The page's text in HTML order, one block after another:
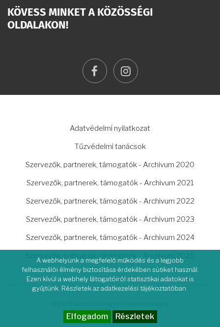
KÖVESS MINKET A KÖZÖSSÉGI
OLDALAKON!
facebookinstagram
Adatvédelmi nyilatkozat
Tűzvédelmi tanácsok
Szervezők, partnerek, támogatók - Archivum 2020
Szervezők, partnerek, támogatók - Archivum 2021
Szervezők, partnerek, támogatók - Archivum 2022
Szervezők, partnerek, támogatók - Archivum 2023
Szervezők, partnerek, támogatók - Archivum 2024
Szervezők, partnerek, támogatók - Archivum 2025
A webhelyünk a megfelelő működés és a legjobb
felhasználói élmény biztosítása érdekében sütiket használ.
Ezen kívül a webhely látogatóiról statisztikai adatokat is
gyűjtünk. Részletek az adatkezelési tájékoztatóban.
Elfogadom Részletek